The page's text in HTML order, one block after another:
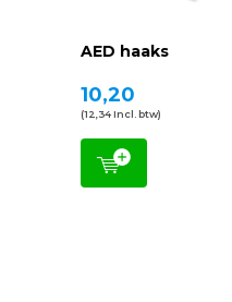
AED haaks
10,20
(12,34 Incl. btw)